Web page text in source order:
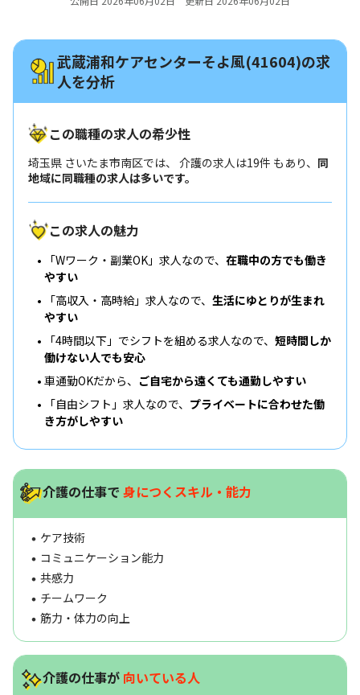
武蔵浦和ケアセンターそよ風(41604)の求
人を分析
この職種の求人の希少性
埼玉県 さいたま市南区では、 介護の求人は19件 もあり、 同
地域に同職種の求人は多いです。
この求人の魅力
「Wワーク・副業OK」求人なので、 在職中の方でも働き
やすい
「高収入・高時給」求人なので、 生活にゆとりが生まれ
やすい
「4時間以下」でシフトを組める求人なので、 短時間しか
働けない人でも安心
車通勤OKだから、 ご自宅から遠くても通勤しやすい
「自由シフト」求人なので、 プライベートに合わせた働
き方がしやすい
介護の仕事で 身につくスキル・能力
ケア技術
コミュニケーション能力
共感力
チームワーク
筋力・体力の向上
介護の仕事が 向いている人